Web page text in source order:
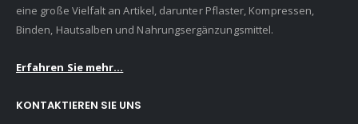
eine große Vielfalt an Artikel, darunter Pflaster, Kompressen,
Binden, Hautsalben und Nahrungsergänzungsmittel.
Erfahren Sie mehr...
KONTAKTIEREN SIE UNS